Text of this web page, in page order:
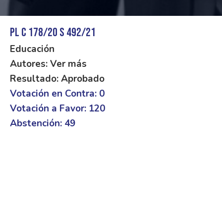
PL C 178/20 S 492/21
Educación
Autores: Ver más
Resultado: Aprobado
Votación en Contra: 0
Votación a Favor: 120
Abstención: 49